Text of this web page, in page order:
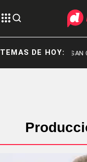
TEMAS DE HOY: SAN